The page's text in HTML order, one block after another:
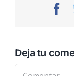
Deja tu
Comentar